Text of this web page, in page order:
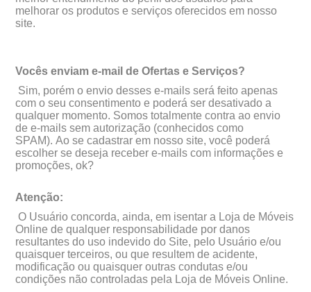
melhorar os produtos e serviços oferecidos em nosso
site.
Vocês enviam e-mail de Ofertas e Serviços?
Sim, porém o envio desses e-mails será feito apenas
com o seu consentimento e poderá ser desativado a
qualquer momento. Somos totalmente contra ao envio
de e-mails sem autorização (conhecidos como
SPAM). Ao se cadastrar em nosso site, você poder
escolher se deseja receber e-mails com informações e
promoções, ok?
Atenção:
O Usuário concorda, ainda, em isentar a Loja de Móveis
Online de qualquer responsabilidade por danos
resultantes do uso indevido do Site, pelo Usuário e/ou
quaisquer terceiros, ou que resultem de acidente,
modificação ou quaisquer outras condutas e/ou
condições não controladas pela Loja de Móveis Online.